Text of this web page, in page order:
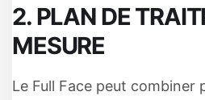
2. PLAN DE
MESURE
Le Full Face peut combiner